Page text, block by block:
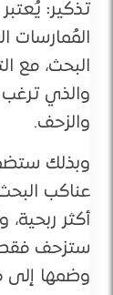
المُمارسات
البحث، مع
والذي ترغب
والزحف.
وبذلك
عناكب
أكثر
ستزحف فقط
وضمها إلى